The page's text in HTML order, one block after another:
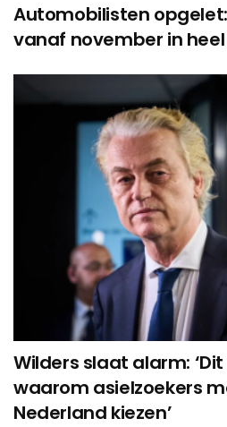
Automobilisten
vanaf november in
Wilders slaat alarm:
waarom asielzoekers
Nederland kiezen’